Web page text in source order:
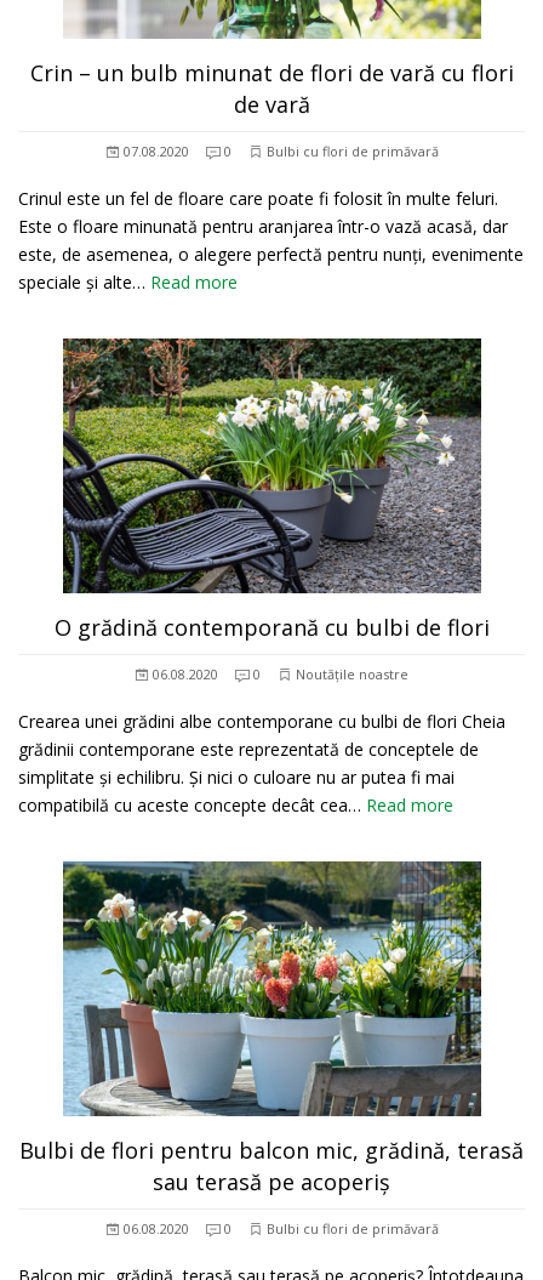
Crin – un bulb minunat de flori de vară cu flori
de vară
07.08.2020 0 Bulbi cu flori de primăvară
Crinul este un fel de floare care poate fi folosit în multe feluri.
Este o floare minunată pentru aranjarea într-o vază acasă, dar
este, de asemenea, o alegere perfectă pentru nunți, evenimente
speciale și alte… Read more
O grădină contemporană cu bulbi de flori
06.08.2020 0 Noutățile noastre
Crearea unei grădini albe contemporane cu bulbi de flori Cheia
grădinii contemporane este reprezentată de conceptele de
simplitate și echilibru. Și nici o culoare nu ar putea fi mai
compatibilă cu aceste concepte decât cea… Read more
Bulbi de flori pentru balcon mic, grădină, terasă
sau terasă pe acoperiș
06.08.2020 0 Bulbi cu flori de primăvară